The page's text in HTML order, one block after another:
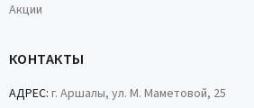
Акции
КОНТАКТЫ
АДРЕС: г. Аршалы, ул. М. Маметовой, 25